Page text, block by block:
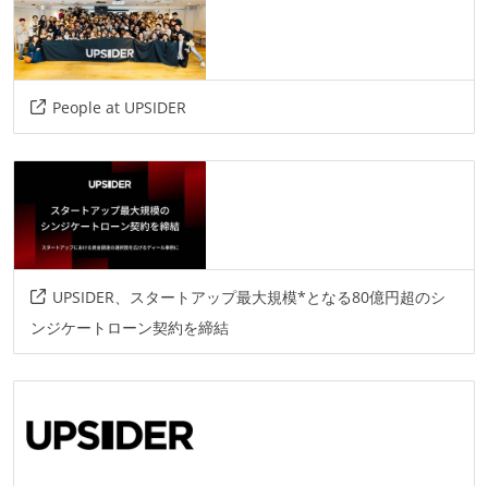
People at UPSIDER
UPSIDER、スタートアップ最大規模*となる80億円超のシ
ンジケートローン契約を締結